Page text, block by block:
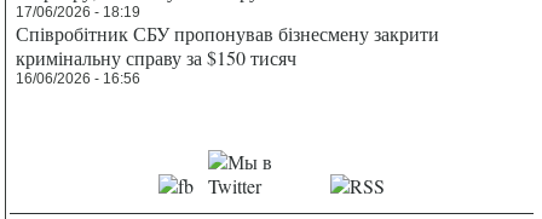
17/06/2026 - 18:19
Співробітник СБУ пропонував бізнесмену закрити
кримінальну справу за $150 тисяч
16/06/2026 - 16:56